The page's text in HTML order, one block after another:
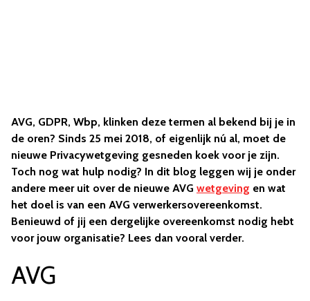
AVG, GDPR, Wbp, klinken deze termen al bekend bij je in
de oren? Sinds 25 mei 2018, of eigenlijk nú al, moet de
nieuwe Privacywetgeving gesneden koek voor je zijn.
Toch nog wat hulp nodig? In dit blog leggen wij je onder
andere meer uit over de nieuwe AVG wetgeving en wat
het doel is van een AVG verwerkersovereenkomst.
Benieuwd of jij een dergelijke overeenkomst nodig hebt
voor jouw organisatie? Lees dan vooral verder.
AVG